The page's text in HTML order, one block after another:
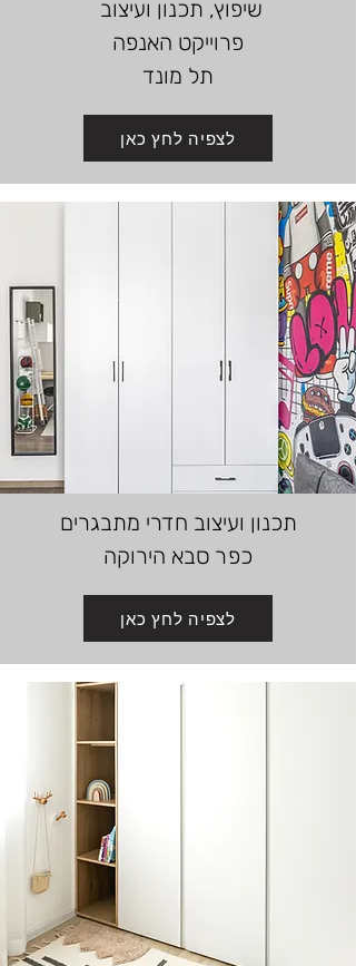
שיפוץ, תכנון ועיצוב
פרוייקט האנפה
תל מונד
לצפיה לחץ כאן
תכנון ועיצוב חדרי מתבגרים
כפר סבא הירוקה
לצפיה לחץ כאן